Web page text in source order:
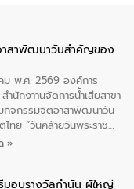
าสาพัฒนาวันสําคัญของ
ม พ.ศ. 2569 องค์การ
ำนักงาานจัดการน้ำเสียสาขา
กิจกรรมจิตอาสาพัฒนาวัน
ทย “วันคล้ายวันพระราช
ะนางเจ้าสิริกิติ์พระบรม
าราชการจังหวัดมุกดาหาร
»
อบรางวัลกำนัน ผู้ใหญ่